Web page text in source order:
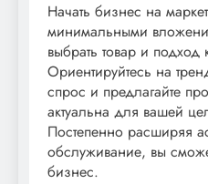
Начать бизнес на
минимальными
выбрать товар и
Ориентируйтесь на
спрос и предлагайте
актуальна для вашей
Постепенно расширяя
обслуживание, вы
бизнес.